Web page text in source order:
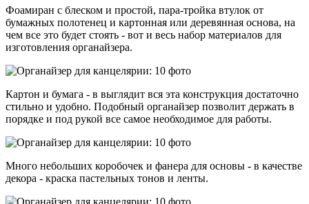
Фоамиран с блеском и простой, пара-тройка втулок от
бумажных полотенец и картонная или деревянная основа, на
чем все это будет стоять - вот и весь набор материалов для
изготовления органайзера.
Картон и бумага - в выглядит вся эта конструкция достаточно
стильно и удобно. Подобный органайзер позволит держать в
порядке и под рукой все самое необходимое для работы.
Много небольших коробочек и фанера для основы - в качестве
декора - краска пастельных тонов и ленты.